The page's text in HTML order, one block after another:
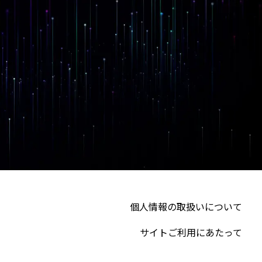
個人情報の取扱いについて
サイトご利用にあたって